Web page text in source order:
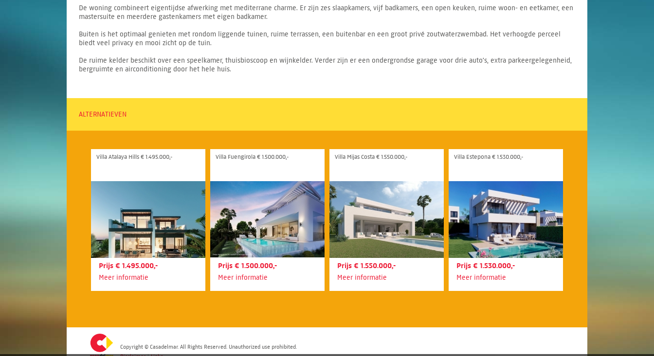
De woning combineert eigentijdse afwerking met mediterrane charme. Er zijn zes slaapkamers, vijf badkamers, een open keuken, ruime woon- en eetkamer, een
mastersuite en meerdere gastenkamers met eigen badkamer.
Buiten is het optimaal genieten met rondom liggende tuinen, ruime terrassen, een buitenbar en een groot privé zoutwaterzwembad. Het verhoogde perceel
biedt veel privacy en mooi zicht op de tuin.
De ruime kelder beschikt over een speelkamer, thuisbioscoop en wijnkelder. Verder zijn er een ondergrondse garage voor drie auto's, extra parkeergelegenheid,
bergruimte en airconditioning door het hele huis.
ALTERNATIEVEN
Villa Atalaya Hills € 1.495.000,-
Prijs € 1.495.000,-
Meer informatie
Villa Fuengirola € 1.500.000,-
Prijs € 1.500.000,-
Meer informatie
Villa Mijas Costa € 1.550.000,-
Prijs € 1.550.000,-
Meer informatie
Villa Estepona € 1.530.000,-
Prijs € 1.530.000,-
Meer informatie
Copyright © Casadelmar. All Rights Reserved. Unauthorized use prohibited.